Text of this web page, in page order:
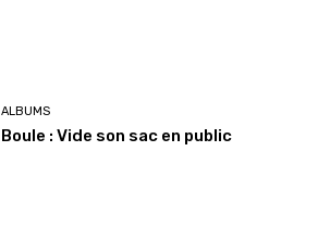
ALBUMS
Boule : Vide son sac en public